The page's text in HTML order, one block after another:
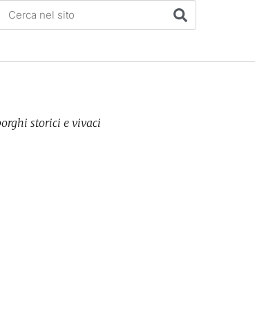
storici e vivaci